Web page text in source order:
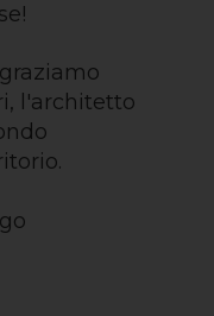
l'architetto